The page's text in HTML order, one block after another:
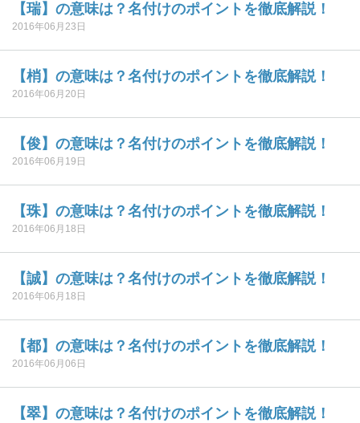
【瑞】の意味は？名付けのポイントを徹底解説！
2016年06月23日
【梢】の意味は？名付けのポイントを徹底解説！
2016年06月20日
【俊】の意味は？名付けのポイントを徹底解説！
2016年06月19日
【珠】の意味は？名付けのポイントを徹底解説！
2016年06月18日
【誠】の意味は？名付けのポイントを徹底解説！
2016年06月18日
【都】の意味は？名付けのポイントを徹底解説！
2016年06月06日
【翠】の意味は？名付けのポイントを徹底解説！